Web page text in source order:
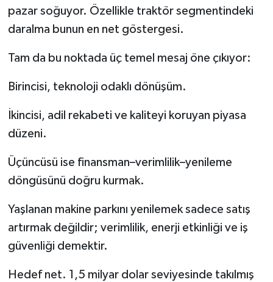
pazar soğuyor. Özellikle traktör segmentindeki
daralma bunun en net göstergesi.
Tam da bu noktada üç temel mesaj öne çıkıyor:
Birincisi, teknoloji odaklı dönüşüm.
İkincisi, adil rekabeti ve kaliteyi koruyan piyasa
düzeni.
Üçüncüsü ise finansman–verimlilik–yenileme
döngüsünü doğru kurmak.
Yaşlanan makine parkını yenilemek sadece satış
artırmak değildir; verimlilik, enerji etkinliği ve iş
güvenliği demektir.
Hedef net. 1,5 milyar dolar seviyesinde takılmış